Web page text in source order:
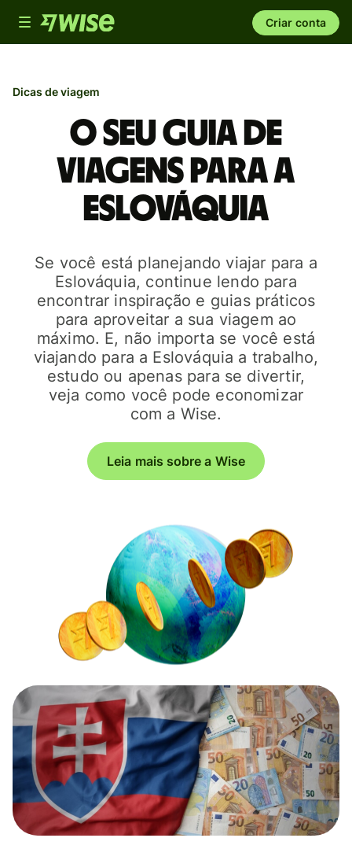
Toggle
navigation
Criar conta
Dicas de viagem
O seu guia de
viagens para a
Eslováquia
Se você está planejando viajar para a
Eslováquia, continue lendo para
encontrar inspiração e guias práticos
para aproveitar a sua viagem ao
máximo. E, não importa se você está
viajando para a Eslováquia a trabalho,
estudo ou apenas para se divertir,
veja como você pode economizar
com a Wise.
Leia mais sobre a Wise